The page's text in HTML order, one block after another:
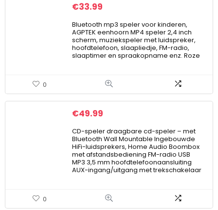
€33.99
Bluetooth mp3 speler voor kinderen,
AGPTEK eenhoorn MP4 speler 2,4 inch
scherm, muziekspeler met luidspreker,
hoofdtelefoon, slaapliedje, FM-radio,
slaaptimer en spraakopname enz. Roze
0
€49.99
CD-speler draagbare cd-speler – met
Bluetooth Wall Mountable Ingebouwde
HiFi-luidsprekers, Home Audio Boombox
met afstandsbediening FM-radio USB
MP3 3,5 mm hoofdtelefoonaansluiting
AUX-ingang/uitgang met trekschakelaar
0